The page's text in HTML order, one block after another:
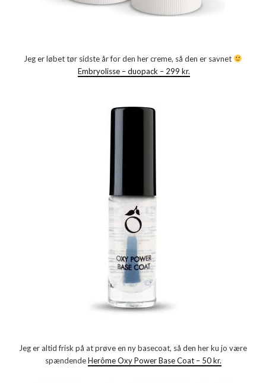
Jeg er løbet tør sidste år for den her creme, så den er savnet
Embryolisse – duopack – 299 kr.
Jeg er altid frisk på at prøve en ny basecoat, så den her ku jo være
spændendeHerôme Oxy Power Base Coat – 50 kr.